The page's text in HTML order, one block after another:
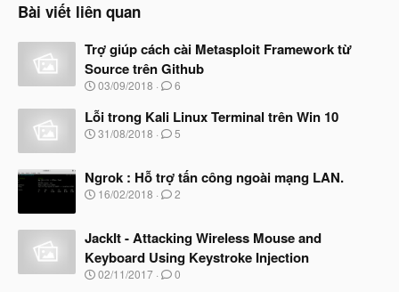
Bài viết liên quan
Trợ giúp cách cài Metasploit Framework từ
Source trên Github
N
à
y
b
đ
ầ
03/09/2018 6
Lỗi trong Kali Linux Terminal trên Win 10
N
y
b
ắ
ầ
u
31/08/2018 5
Ngrok : Hỗ trợ tấn công ngoài mạng LAN.
N
y
ắ
t
16/02/2018 2
JackIt - Attacking Wireless Mouse and
Keyboard Using Keystroke Injection
N
02/11/2017 0